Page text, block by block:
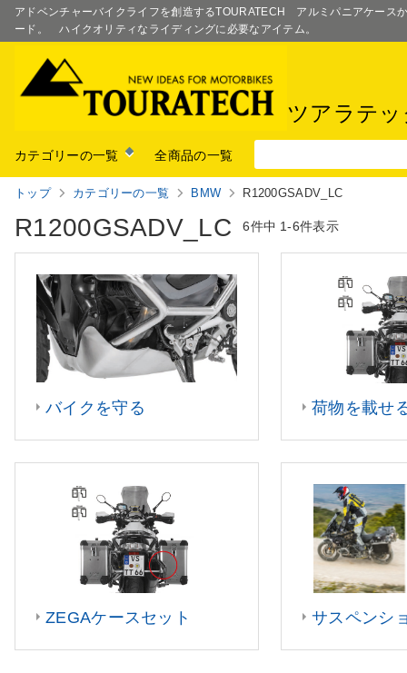
アドベンチャーバイクライフを創造するTOURATECH アルミパニアケース
ード。 ハイクオリティなライディングに必要なアイテム。
ツアラテ
カテゴリーの一覧 全商品の一覧
トップ カテゴリーの一覧 BMW R1200GSADV_LC
R1200GSADV_LC 6件中 1-6件表示
バイクを守る 荷物を載せ
ZEGAケースセット サスペンシ